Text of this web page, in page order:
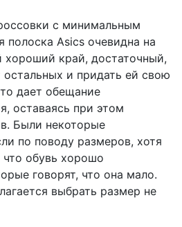
с минимальным
полоска Asics очевидна на
хороший край, достаточный,
остальных и придать ей свою
дает обещание
оставаясь при этом
Были некоторые
по поводу размеров, хотя
что обувь хорошо
говорят, что она мало.
выбрать размер не